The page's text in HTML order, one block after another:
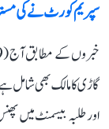
سپریم کورٹ نے کی
گاڑی کا مالک بھی
اور طلبہ بیسمنٹ میں